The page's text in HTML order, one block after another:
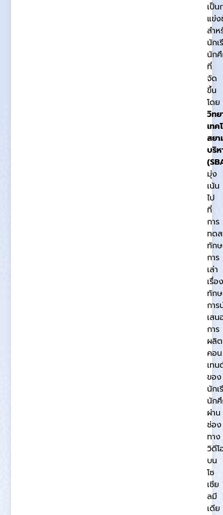
เป็น
แข่
สำห
นักเ
นัก
ที่
จัด
ขึ้น
โดย
วิท
เทค
สยา
บริห
มุ่ง
เน้น
ไป
ที่
การ
ทด
ทักษ
การ
เล่า
เรื่อง
ทักษ
การ
เสน
การ
ผลิต
คอน
เทน
ของ
นักเ
นัก
ผ่าน
ช่อง
ทาง
วิดีโ
บน
โซ
เชีย
ลมี
เดีย